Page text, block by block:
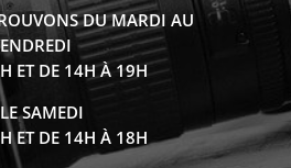
DU MARDI AU
ET DE 14H À 19H
SAMEDI
ET DE 14H À 18H